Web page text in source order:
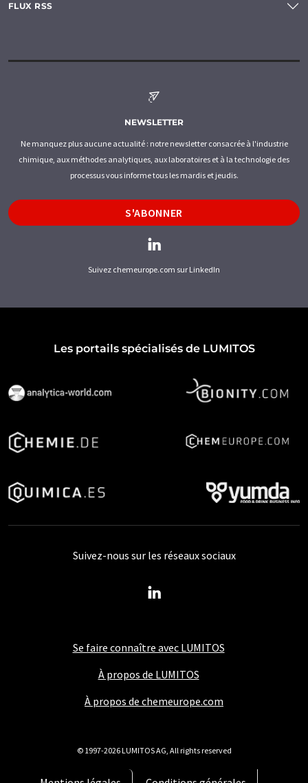
FLUX RSS
NEWSLETTER
Ne manquez plus aucune actualité : notre newsletter consacrée à l'industrie
chimique, aux méthodes analytiques, aux laboratoires et à la technologie des
processus vous informe tous les mardis et jeudis.
S'ABONNER
Suivez chemeurope.com sur LinkedIn
Les portails spécialisés de LUMITOS
Se faire connaître avec LUMITOS
À propos de LUMITOS
À propos de chemeurope.com
Suivez-nous sur les réseaux sociaux
© 1997-2026 LUMITOS AG, All rights reserved